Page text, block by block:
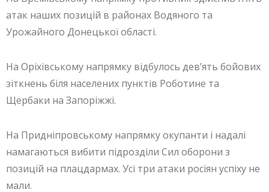
атак наших позицій в районах Водяного та
Урожайного Донецької області.
На Оріхівському напрямку відбулось дев’ять бойових
зіткнень біля населених пунктів Роботине та
Щербаки на Запоріжжі.
На Придніпровському напрямку окупанти і надалі
намагаються вибити підрозділи Сил оборони з
позицій на плацдармах. Усі три атаки росіян успіху не
мали.